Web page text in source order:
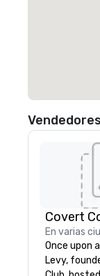
Covert
En varias
Once upon
Levy,